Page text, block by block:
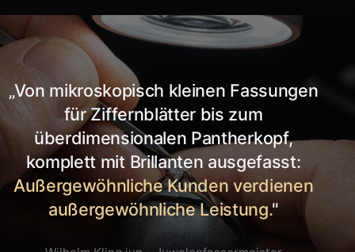
„Von mikroskopisch kleinen Fassungen
für Ziffernblätter bis zum
überdimensionalen Pantherkopf,
komplett mit Brillanten ausgefasst:
Außergewöhnliche Kunden verdienen
außergewöhnliche Leistung."